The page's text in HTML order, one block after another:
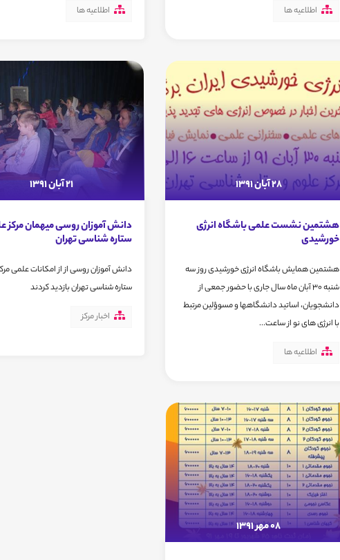
اطلاعیه ها اطلاعیه ها
28 آبان 1391
هشتمین نشست علمی باشگاه انرژی
خورشیدی
هشتمین همایش باشگاه انرژی خورشیدی روز سه
شنبه 30 آبان ماه سال جاری با حضور جمعی از
دانشجویان، اساتید دانشگاهها و مسوؤلین مرتبط
با انرژی های نو از ساعت...
اطلاعیه ها
21 آبان 1391
دانش آموزان روسی میهمان مرکز
ستاره شناسی تهران
دانش آموزان روسی از از امکانات علمی
ستاره شناسی تهران بازدید کردند
اخبار مرکز
08 مهر 1391